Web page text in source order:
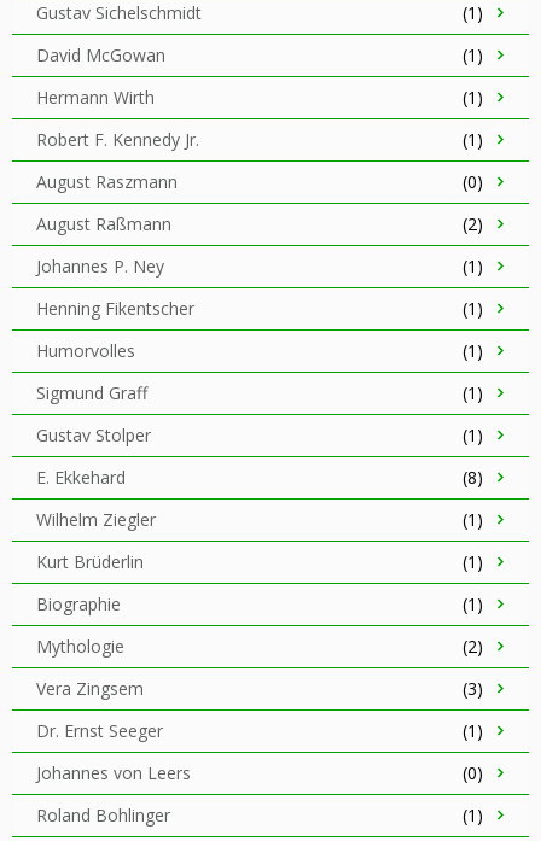
Gustav Sichelschmidt
(1)
David McGowan
(1)
Hermann Wirth
(1)
Robert F. Kennedy Jr.
(1)
August Raszmann
(0)
August Raßmann
(2)
Johannes P. Ney
(1)
Henning Fikentscher
(1)
Humorvolles
(1)
Sigmund Graff
(1)
Gustav Stolper
(1)
E. Ekkehard
(8)
Wilhelm Ziegler
(1)
Kurt Brüderlin
(1)
Biographie
(1)
Mythologie
(2)
Vera Zingsem
(3)
Dr. Ernst Seeger
(1)
Johannes von Leers
(0)
Roland Bohlinger
(1)